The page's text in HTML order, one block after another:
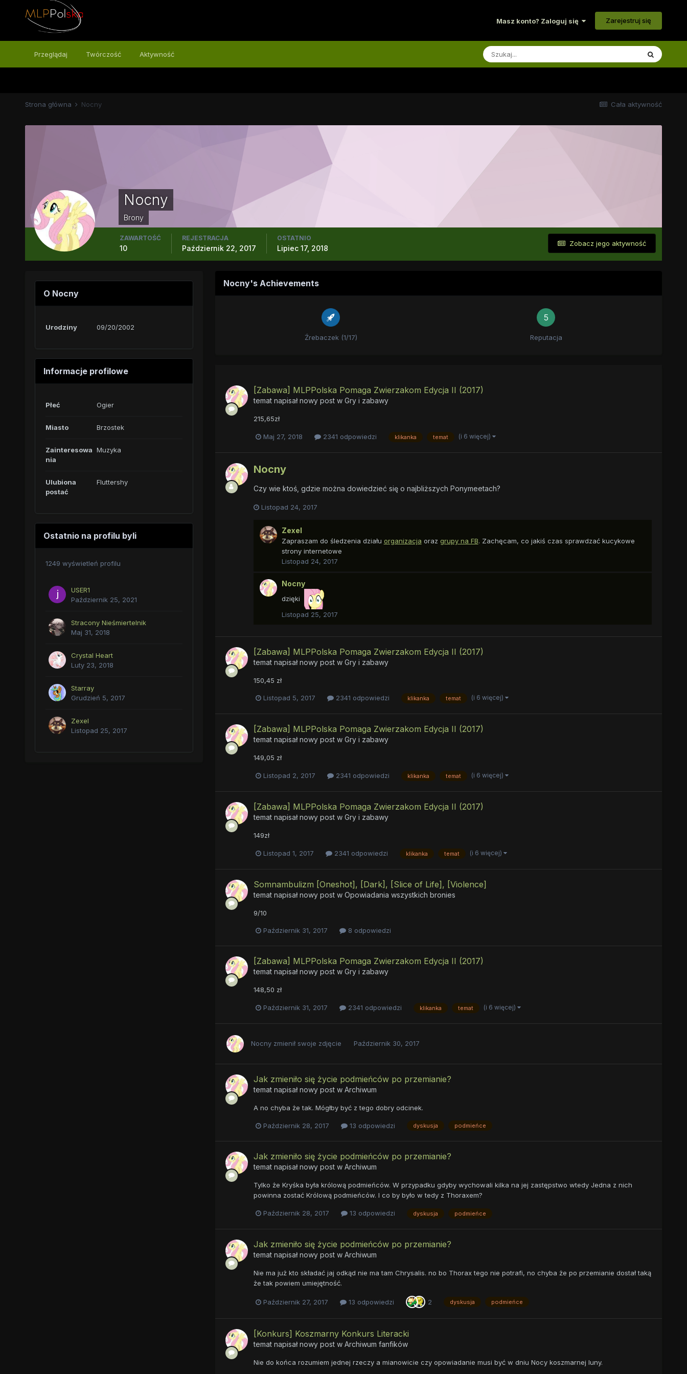
Masz konto? Zaloguj się Zarejestruj się
Przeglądaj Twórczość Aktywność
Cała aktywność
Strona główna Nocny
Nocny
Brony
Zobacz jego aktywność
ZAWARTOŚĆ
10
REJESTRACJA
Październik 22, 2017
OSTATNIO
Lipiec 17, 2018
O Nocny
Urodziny 09/20/2002
Informacje profilowe
Płeć Ogier
Miasto Brzostek
Zainteresowa
nia
Muzyka
Ulubiona
postać
Fluttershy
Ostatnio na profilu byli
1249 wyświetleń profilu
USER1
Październik 25, 2021
Stracony Nieśmiertelnik
Maj 31, 2018
Crystal Heart
Luty 23, 2018
Starray
Grudzień 5, 2017
Zexel
Listopad 25, 2017
Nocny's Achievements
Źrebaczek (1/17)
5
Reputacja
[Zabawa] MLPPolska Pomaga Zwierzakom Edycja II (2017)
temat napisał nowy post w Gry i zabawy
215,65zł
Maj 27, 2018 2341 odpowiedzi klikanka temat (i 6 więcej)
Nocny
Czy wie ktoś, gdzie można dowiedzieć się o najbliższych Ponymeetach?
Listopad 24, 2017
Zexel
Zapraszam do śledzenia działu organizacja oraz grupy na FB. Zachęcam, co jakiś czas sprawdzać kucykowe
strony internetowe
Listopad 24, 2017
Nocny
dzięki
Listopad 25, 2017
[Zabawa] MLPPolska Pomaga Zwierzakom Edycja II (2017)
temat napisał nowy post w Gry i zabawy
150,45 zł
Listopad 5, 2017 2341 odpowiedzi klikanka temat (i 6 więcej)
[Zabawa] MLPPolska Pomaga Zwierzakom Edycja II (2017)
temat napisał nowy post w Gry i zabawy
149,05 zł
Listopad 2, 2017 2341 odpowiedzi klikanka temat (i 6 więcej)
[Zabawa] MLPPolska Pomaga Zwierzakom Edycja II (2017)
temat napisał nowy post w Gry i zabawy
149zł
Listopad 1, 2017 2341 odpowiedzi klikanka temat (i 6 więcej)
Somnambulizm [Oneshot], [Dark], [Slice of Life], [Violence]
temat napisał nowy post w Opowiadania wszystkich bronies
9/10
Październik 31, 2017 8 odpowiedzi
[Zabawa] MLPPolska Pomaga Zwierzakom Edycja II (2017)
temat napisał nowy post w Gry i zabawy
148,50 zł
Październik 31, 2017 2341 odpowiedzi klikanka temat (i 6 więcej)
Nocnyzmienił swoje zdjęcie Październik 30, 2017
Jak zmieniło się życie podmieńców po przemianie?
temat napisał nowy post w Archiwum
A no chyba że tak. Mógłby być z tego dobry odcinek.
Październik 28, 2017 13 odpowiedzi dyskusja podmieńce
Jak zmieniło się życie podmieńców po przemianie?
temat napisał nowy post w Archiwum
Tylko że Kryśka była królową podmieńców. W przypadku gdyby wychowali kilka na jej zastępstwo wtedy Jedna z nich
powinna zostać Królową podmieńców. I co by było w tedy z Thoraxem?
Październik 28, 2017 13 odpowiedzi dyskusja podmieńce
Jak zmieniło się życie podmieńców po przemianie?
temat napisał nowy post w Archiwum
Nie ma już kto składać jaj odkąd nie ma tam Chrysalis. no bo Thorax tego nie potrafi, no chyba że po przemianie dostał taką
że tak powiem umiejętność.
Październik 27, 2017 13 odpowiedzi 2 dyskusja podmieńce
[Konkurs] Koszmarny Konkurs Literacki
temat napisał nowy post w Archiwum fanfików
Nie do końca rozumiem jednej rzeczy a mianowicie czy opowiadanie musi być w dniu Nocy koszmarnej luny.